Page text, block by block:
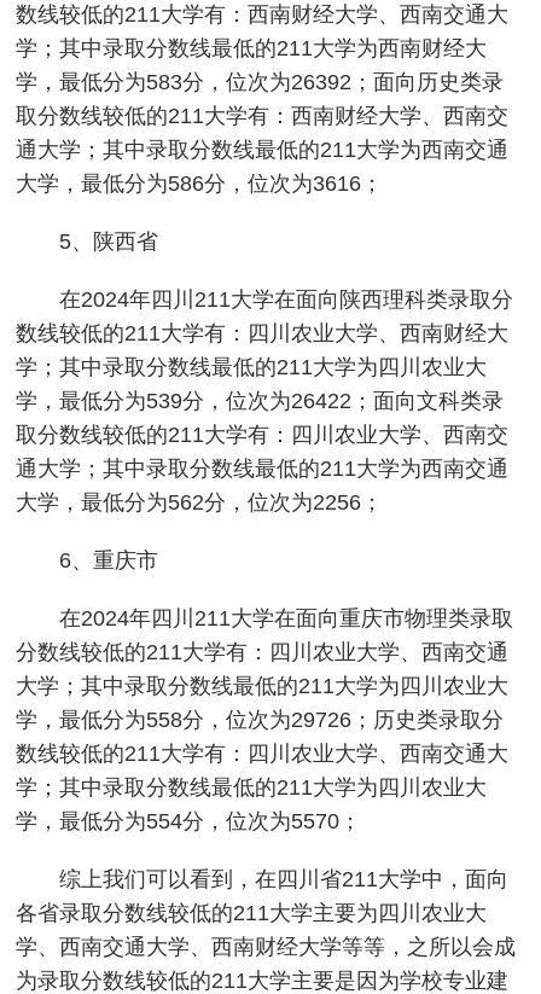
数线较低的211大学有：西南财经大学、西南交通大
学；其中录取分数线最低的211大学为西南财经大
学，最低分为583分，位次为26392；面向历史类录
取分数线较低的211大学有：西南财经大学、西南交
通大学；其中录取分数线最低的211大学为西南交通
大学，最低分为586分，位次为3616；
5、陕西省
在2024年四川211大学在面向陕西理科类录取分
数线较低的211大学有：四川农业大学、西南财经大
学；其中录取分数线最低的211大学为四川农业大
学，最低分为539分，位次为26422；面向文科类录
取分数线较低的211大学有：四川农业大学、西南交
通大学；其中录取分数线最低的211大学为西南交通
大学，最低分为562分，位次为2256；
6、重庆市
在2024年四川211大学在面向重庆市物理类录取
分数线较低的211大学有：四川农业大学、西南交通
大学；其中录取分数线最低的211大学为四川农业大
学，最低分为558分，位次为29726；历史类录取分
数线较低的211大学有：四川农业大学、西南交通大
学；其中录取分数线最低的211大学为四川农业大
学，最低分为554分，位次为5570；
综上我们可以看到，在四川省211大学中，面向
各省录取分数线较低的211大学主要为四川农业大
学、西南交通大学、西南财经大学等等，之所以会成
为录取分数线较低的211大学主要是因为学校专业建